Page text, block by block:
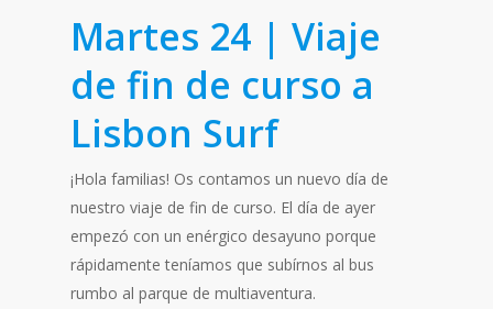
Martes 24 | Viaje
de fin de curso a
Lisbon Surf
¡Hola familias! Os contamos un nuevo día de
nuestro viaje de fin de curso. El día de ayer
empezó con un enérgico desayuno porque
rápidamente teníamos que subírnos al bus
rumbo al parque de multiaventura.